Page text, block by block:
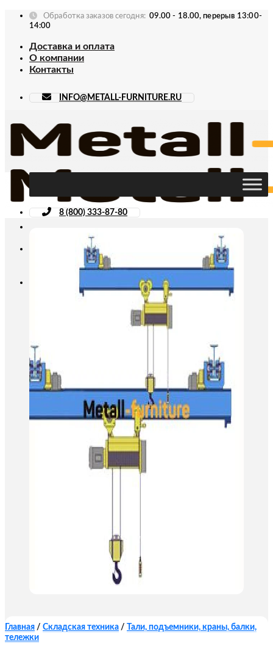
Skip
Обработка заказов сегодня: 09.00 - 18.00, перерыв 13:00-
14:00
Доставка и оплата
О компании
Контакты
INFO@METALL-FURNITURE.RU
8 (800) 333-87-80
Главная / Складская техника /
Тали, подъемники, краны, балки,
тележки